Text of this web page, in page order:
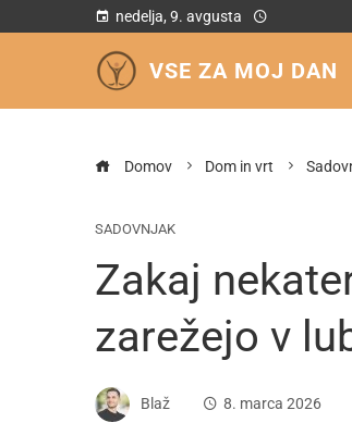
nedelja, 9. avgusta
VSE ZA MOJ DAN
Domov Dom in vrt
SADOVNJAK
Zakaj
zarežejo v
Blaž 8. marca 2026